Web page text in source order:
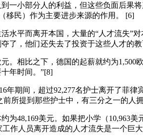
一小部分人的利益，但这些负面后果
移民）作为主要进步来源的作用。 [6]
水平而离开本国，大量的“人才流失”
了，他们还失去了投资于这些人才的教
。相比之下，德国的起薪就约为1,500
年时间。”[8]
年期间，超过92,277名护士离开了菲
所提到那些护士中，有三分之一的人
48,169美元。如果把小学（10,963
作人员离开造成的人才流失是一个巨大